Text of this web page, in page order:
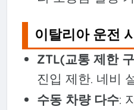
이탈리아 운전
ZTL(교통 제한
진입 제한. 네비
수동 차량 다수: